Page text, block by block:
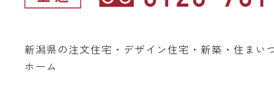
新潟県の注文住宅・デザイン住宅・新築・住まい
ホーム